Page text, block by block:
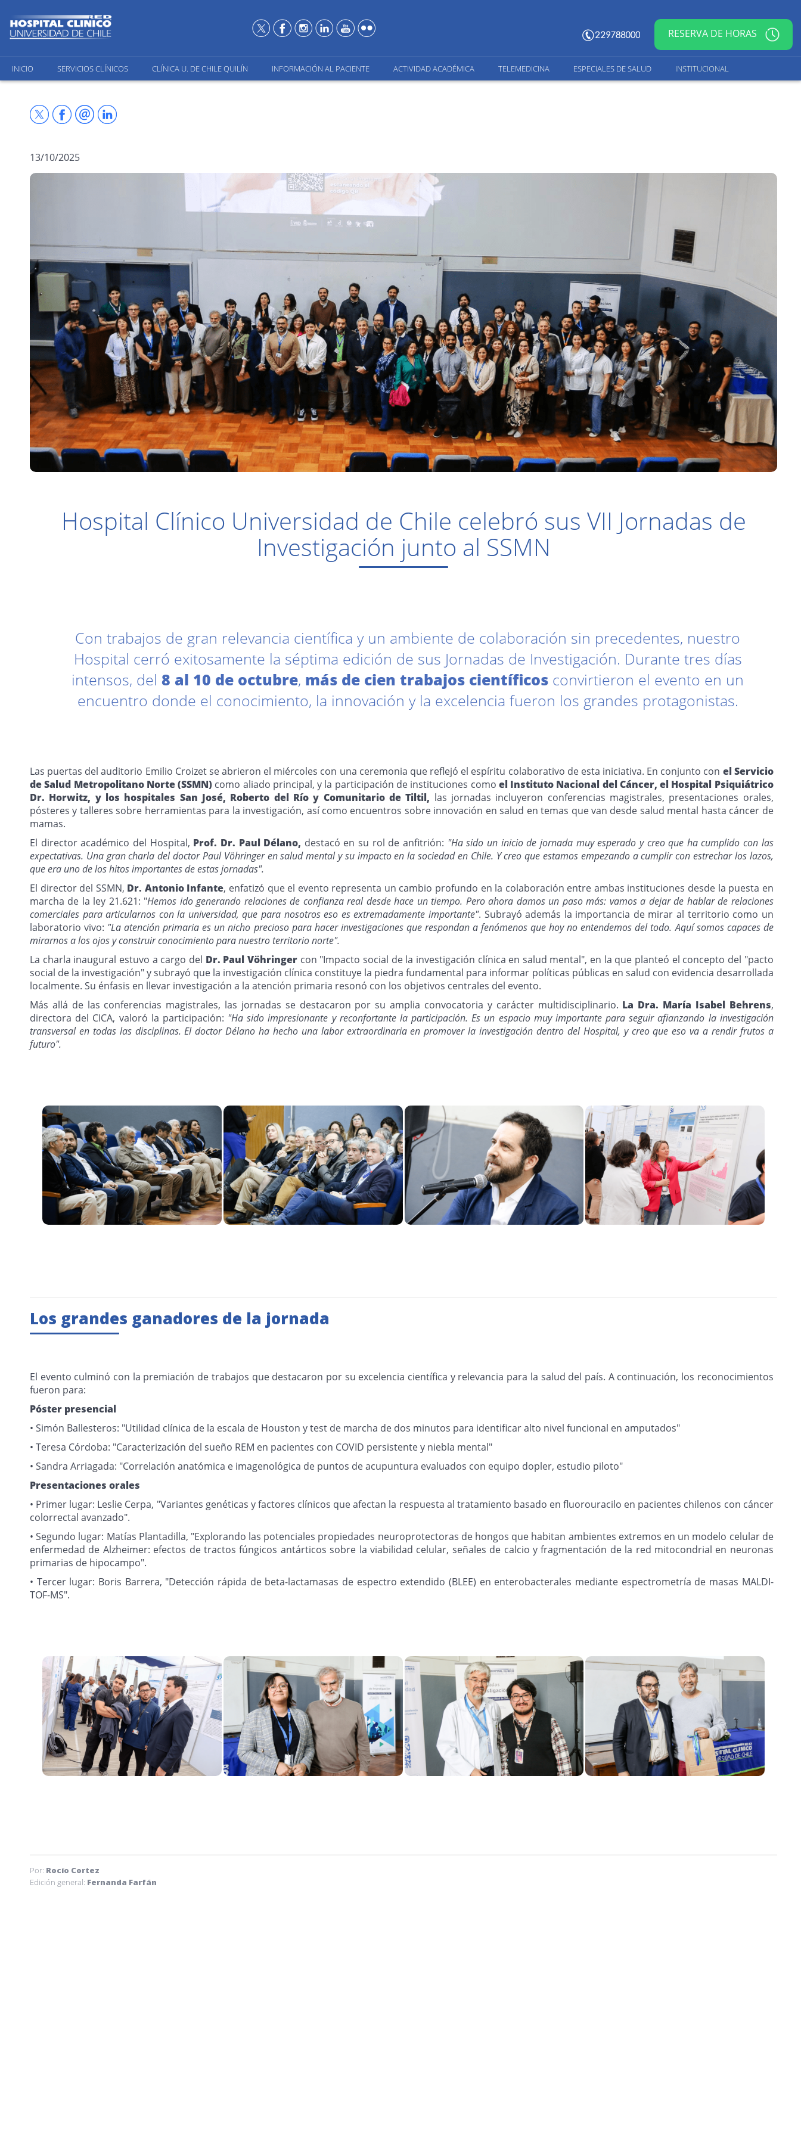
RESERVA DE HORAS
INICIO SERVICIOS CLÍNICOS CLÍNICA U. DE CHILE QUILÍN INFORMACIÓN AL PACIENTE ACTIVIDAD ACADÉMICA TELEMEDICINA ESPECIALES DE SALUD INSTITUCIONAL
13/10/2025
Hospital Clínico Universidad de Chile celebró sus VII Jornadas de
Investigación junto al SSMN
Con trabajos de gran relevancia científica y un ambiente de colaboración sin precedentes, nuestro
Hospital cerró exitosamente la séptima edición de sus Jornadas de Investigación. Durante tres días
intensos, del8 al 10 de octubre, más de cien trabajos científicos convirtieron el evento en un
encuentro donde el conocimiento, la innovación y la excelencia fueron los grandes protagonistas.
Las puertas del auditorio Emilio Croizet se abrieron el miércoles con una ceremonia que reflejó el espíritu colaborativo de esta iniciativa. En conjunto con el Servicio
de Salud Metropolitano Norte (SSMN) como aliado principal, y la participación de instituciones como el Instituto Nacional del Cáncer, el Hospital Psiquiátrico
Dr. Horwitz, y los hospitales San José, Roberto del Río y Comunitario de Tiltil, las jornadas incluyeron conferencias magistrales, presentaciones orales,
pósteres y talleres sobre herramientas para la investigación, así como encuentros sobre innovación en salud en temas que van desde salud mental hasta cáncer de
mamas.
El director académico del Hospital, Prof. Dr. Paul Délano, destacó en su rol de anfitrión: "Ha sido un inicio de jornada muy esperado y creo que ha cumplido con las
expectativas. Una gran charla del doctor Paul Vöhringer en salud mental y su impacto en la sociedad en Chile. Y creo que estamos empezando a cumplir con estrechar los lazos,
que era uno de los hitos importantes de estas jornadas".
El director del SSMN, Dr. Antonio Infante, enfatizó que el evento representa un cambio profundo en la colaboración entre ambas instituciones desde la puesta en
marcha de la ley 21.621: "Hemos ido generando relaciones de confianza real desde hace un tiempo. Pero ahora damos un paso más: vamos a dejar de hablar de relaciones
comerciales para articularnos con la universidad, que para nosotros eso es extremadamente importante". Subrayó además la importancia de mirar al territorio como un
laboratorio vivo: "La atención primaria es un nicho precioso para hacer investigaciones que respondan a fenómenos que hoy no entendemos del todo. Aquí somos capaces de
mirarnos a los ojos y construir conocimiento para nuestro territorio norte".
La charla inaugural estuvo a cargo del Dr. Paul Vöhringer con "Impacto social de la investigación clínica en salud mental", en la que planteó el concepto del "pacto
social de la investigación" y subrayó que la investigación clínica constituye la piedra fundamental para informar políticas públicas en salud con evidencia desarrollada
localmente. Su énfasis en llevar investigación a la atención primaria resonó con los objetivos centrales del evento.
Más allá de las conferencias magistrales, las jornadas se destacaron por su amplia convocatoria y carácter multidisciplinario. La Dra. María Isabel Behrens,
directora del CICA, valoró la participación: "Ha sido impresionante y reconfortante la participación. Es un espacio muy importante para seguir afianzando la investigación
transversal en todas las disciplinas. El doctor Délano ha hecho una labor extraordinaria en promover la investigación dentro del Hospital, y creo que eso va a rendir frutos a
futuro".
Los grandes ganadores de la jornada
El evento culminó con la premiación de trabajos que destacaron por su excelencia científica y relevancia para la salud del país. A continuación, los reconocimientos
fueron para:
Póster presencial
• Simón Ballesteros: "Utilidad clínica de la escala de Houston y test de marcha de dos minutos para identificar alto nivel funcional en amputados"
• Teresa Córdoba: "Caracterización del sueño REM en pacientes con COVID persistente y niebla mental"
• Sandra Arriagada: "Correlación anatómica e imagenológica de puntos de acupuntura evaluados con equipo dopler, estudio piloto"
Presentaciones orales
• Primer lugar: Leslie Cerpa, "Variantes genéticas y factores clínicos que afectan la respuesta al tratamiento basado en fluorouracilo en pacientes chilenos con cáncer
colorrectal avanzado".
• Segundo lugar: Matías Plantadilla, "Explorando las potenciales propiedades neuroprotectoras de hongos que habitan ambientes extremos en un modelo celular de
enfermedad de Alzheimer: efectos de tractos fúngicos antárticos sobre la viabilidad celular, señales de calcio y fragmentación de la red mitocondrial en neuronas
primarias de hipocampo".
• Tercer lugar: Boris Barrera, "Detección rápida de beta-lactamasas de espectro extendido (BLEE) en enterobacterales mediante espectrometría de masas MALDI-
TOF-MS".
Por: Rocío Cortez
Edición general: Fernanda Farfán